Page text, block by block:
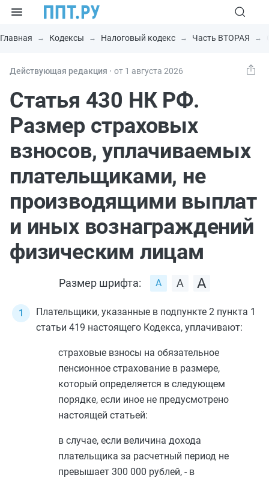
Главная Кодексы Налоговый кодекс Часть ВТОРАЯ
Действующая редакция ⸱ от 1 августа 2026
Статья 430 НК РФ.
Размер страховых
взносов, уплачиваемых
плательщиками, не
производящими выплат
и иных вознаграждений
физическим лицам
Размер шрифта:
Плательщики, указанные в подпункте 2 пункта 1
статьи 419 настоящего Кодекса, уплачивают:
страховые взносы на обязательное
пенсионное страхование в размере,
который определяется в следующем
порядке, если иное не предусмотрено
настоящей статьей:
в случае, если величина дохода
плательщика за расчетный период не
превышает 300 000 рублей, - в